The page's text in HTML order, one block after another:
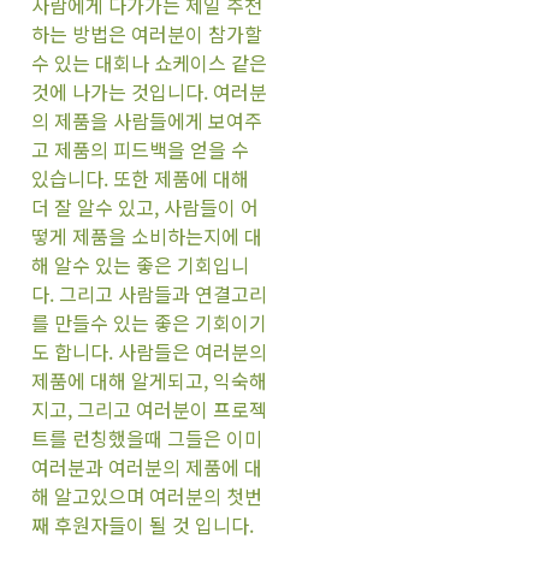
하는 방법은 여러분이 참가할
수 있는 대회나 쇼케이스 같은
것에 나가는 것입니다. 여러분
의 제품을 사람들에게 보여주
고 제품의 피드백을 얻을 수
있습니다. 또한 제품에 대해
더 잘 알수 있고, 사람들이 어
떻게 제품을 소비하는지에 대
해 알수 있는 좋은 기회입니
다. 그리고 사람들과 연결고리
를 만들수 있는 좋은 기회이기
도 합니다. 사람들은 여러분의
제품에 대해 알게되고, 익숙해
지고, 그리고 여러분이 프로젝
트를 런칭했을때 그들은 이미
여러분과 여러분의 제품에 대
해 알고있으며 여러분의 첫번
째 후원자들이 될 것 입니다.